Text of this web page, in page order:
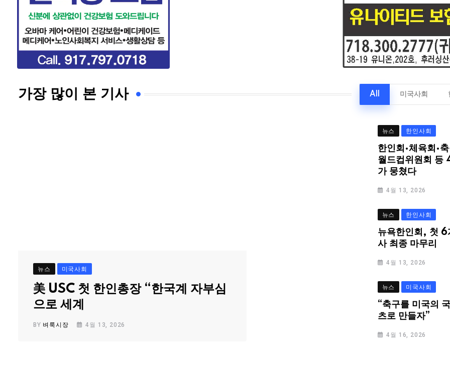
가장 많이 본 기사 All 미국사회
뉴스 미국사회
美 USC 첫 한인총장 “한국계 자부심
으로 세계
BY 벼룩시장 4월 13, 2026
뉴스 한인사회
한인회·체육회·
월드컵위원회 등
가 뭉쳤다
4월 13, 2026
뉴스 한인사회
뉴욕한인회, 첫 6
사 최종 마무리
4월 13, 2026
뉴스 미국사회
“축구를 미국의
츠로 만들자”
4월 16, 2026